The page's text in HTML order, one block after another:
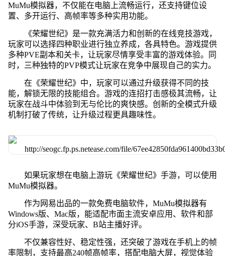
MuMu模拟器，不仅能在电脑上流畅运行，还支持键位设
置、多开运行、高帧率等多种实用功能。
《荣耀世纪》是一款充满活力和创新的在线竞技游戏，
玩家可以选择四种职业进行独立养成，各具特色。游戏提供
多种PVE副本和关卡，让玩家尽情享受丰富的游戏体验。同
时，三种独特的PVP模式让玩家在竞争中展现自己的实力。
在《荣耀世纪》中，玩家可以通过升级获得不同的技
能，解锁无限的技能组合。游戏的连招打击感极其流畅，让
玩家在战斗中体验到无与伦比的爽快感。创新的全模式升级
机制打破了传统，让升级过程更具趣味性。
如果玩家想在电脑上游玩《荣耀世纪》手游，可以使用
MuMu模拟器。
作为网易出品的一款免费电脑软件，MuMu模拟器有
Windows版、Mac版，能适配市面主流安卓应用、软件和部
分iOS手游，深受玩家、B站主播好评。
不仅兼容性好、稳定性强，还突破了游戏在手机上的帧
率限制，支持最高240帧高帧率，搭配电脑大屏，视觉体验